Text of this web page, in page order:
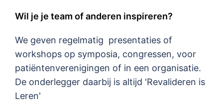
Wil je je team of anderen inspireren?
We geven regelmatig presentaties of
workshops op symposia, congressen, voor
patiëntenverenigingen of in een organisatie.
De onderlegger daarbij is altijd 'Revalideren is
Leren'